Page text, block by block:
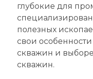
глубокие для
полезных
свои
скважин и
скважин.